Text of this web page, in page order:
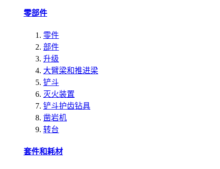
零部件
零件
部件
升级
大臂梁和推进梁
铲斗
灭火装置
铲斗护齿钻具
凿岩机
转台
套件和耗材